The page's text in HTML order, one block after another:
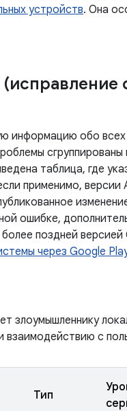
устройств. Она
информацию обо всех
таблица, где
применимо, версии
ошибке,
поздней
через Google
злоумышленнику
взаимодействию с
Тип